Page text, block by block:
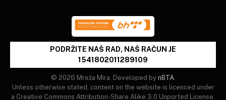
PODRŽITE NAŠ RAD, NAŠ RAČUN JE
1541802011289109
© 2026 Mreža Mira. Developed by nBTA.
Unless otherwise stated, content on the website is licenced under
a Creative Commons Attribution-Share Alike 3.0 Unported License.